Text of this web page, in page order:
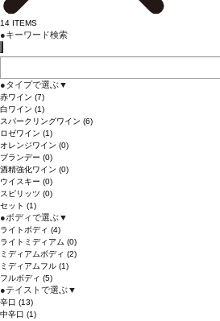
14ITEMS
●キーワード検索
●タイプで選ぶ▼
赤ワイン (7)
白ワイン (1)
スパークリングワイン (6)
ロゼワイン (1)
オレンジワイン (0)
ブランデー (0)
酒精強化ワイン (0)
ウイスキー (0)
スピリッツ (0)
セット (1)
●ボディで選ぶ▼
ライトボディ (4)
ライトミディアム (0)
ミディアムボディ (2)
ミディアムフル (1)
フルボディ (5)
●テイストで選ぶ▼
辛口 (13)
中辛口 (1)